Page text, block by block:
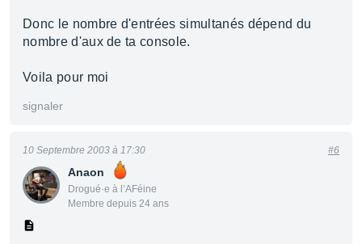
Donc le nombre d'entrées simultanés dépend du
nombre d'aux de ta console.
Voila pour moi
signaler
Anaon
Drogué·e à l’AFéine
Membre depuis 24 ans
10 Septembre 2003 à 17:30 #6